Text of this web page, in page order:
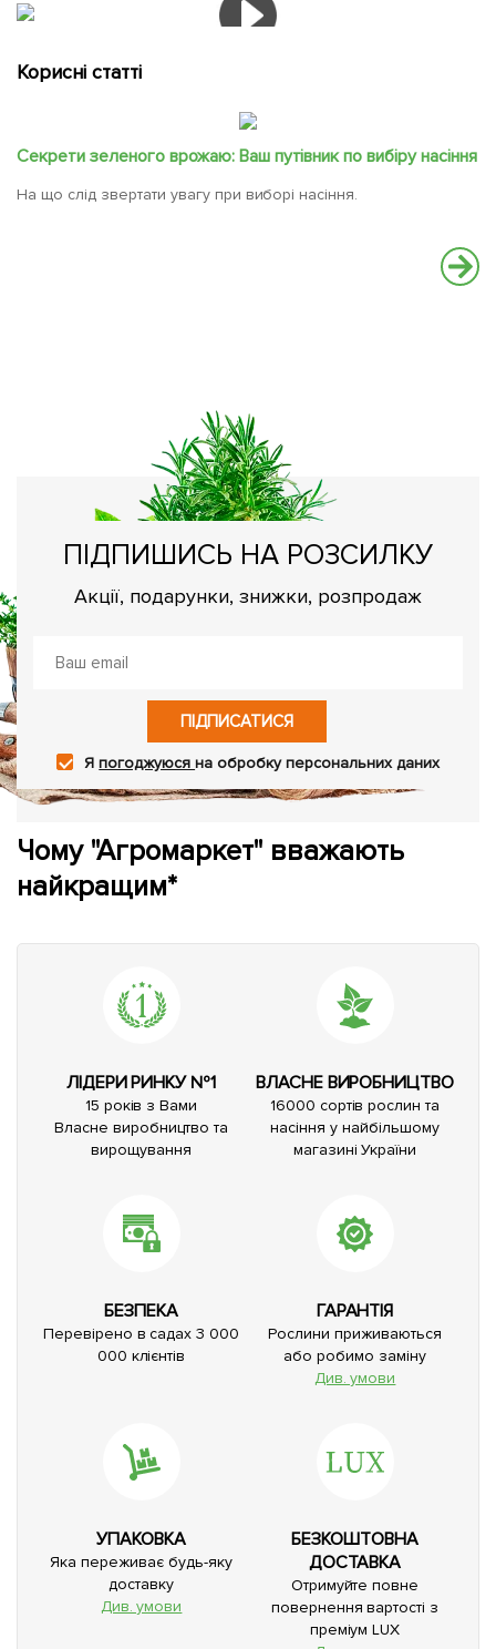
Корисні статті
Секрети зеленого врожаю: Ваш путівник по вибіру насіння
На що слід звертати увагу при виборі насіння.
ПІДПИШИСЬ НА РОЗСИЛКУ
Акції, подарунки, знижки, розпродаж
ПІДПИСАТИСЯ
Япогоджуюсяна обробку персональних даних
Чому "Агромаркет" вважають
найкращим*
ЛІДЕРИ РИНКУ №1
15 років з Вами
Власне виробництво та
вирощування
ВЛАСНЕ ВИРОБНИЦТВО
16000 сортів рослин та
насіння у найбільшому
магазині України
БЕЗПЕКА
Перевірено в садах 3 000
000 клієнтів
ГАРАНТІЯ
Рослини приживаються
або робимо заміну
Див. умови
УПАКОВКА
Яка переживає будь-яку
доставку
Див. умови
БЕЗКОШТОВНА
ДОСТАВКА
Отримуйте повне
повернення вартості з
преміум LUX